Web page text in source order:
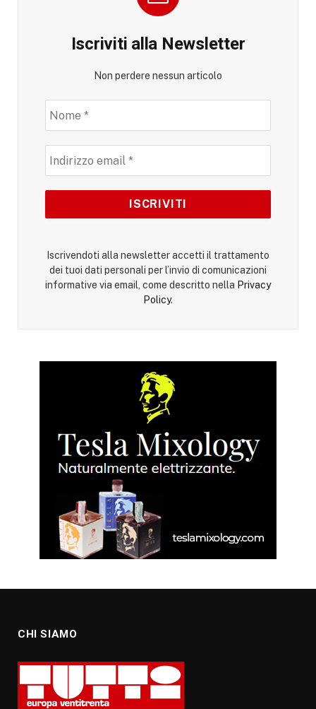
Iscriviti alla Newsletter
Non perdere nessun articolo
Iscrivendoti alla newsletter accetti il trattamento
dei tuoi dati personali per l’invio di comunicazioni
informative via email, come descritto nella Privacy
Policy.
CHI SIAMO